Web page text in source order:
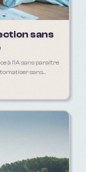
sans
à l'IA sans paraître
sans